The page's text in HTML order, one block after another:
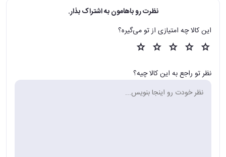
نظرت رو باهامون به اشتراک بذار.
این کالا چه امتیازی از تو می‌گیره؟
نظر تو راجع به این کالا چیه؟